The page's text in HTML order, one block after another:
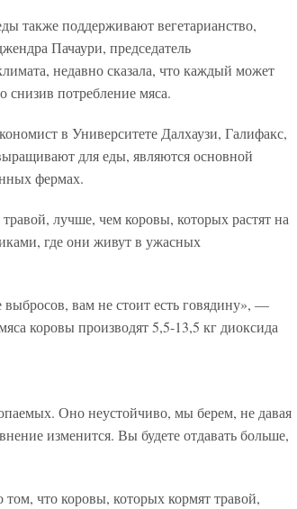
также поддерживают вегетарианство,
Пачаури, председатель
недавно сказала, что каждый может
снизив потребление мяса.
в Университете Далхаузи, Галифакс,
для еды, являются основной
фермах.
лучше, чем коровы, которых растят на
где они живут в ужасных
вам не стоит есть говядину», —
коровы производят 5,5-13,5 кг диоксида
Оно неустойчиво, мы берем, не давая
изменится. Вы будете отдавать больше,
что коровы, которых кормят травой,